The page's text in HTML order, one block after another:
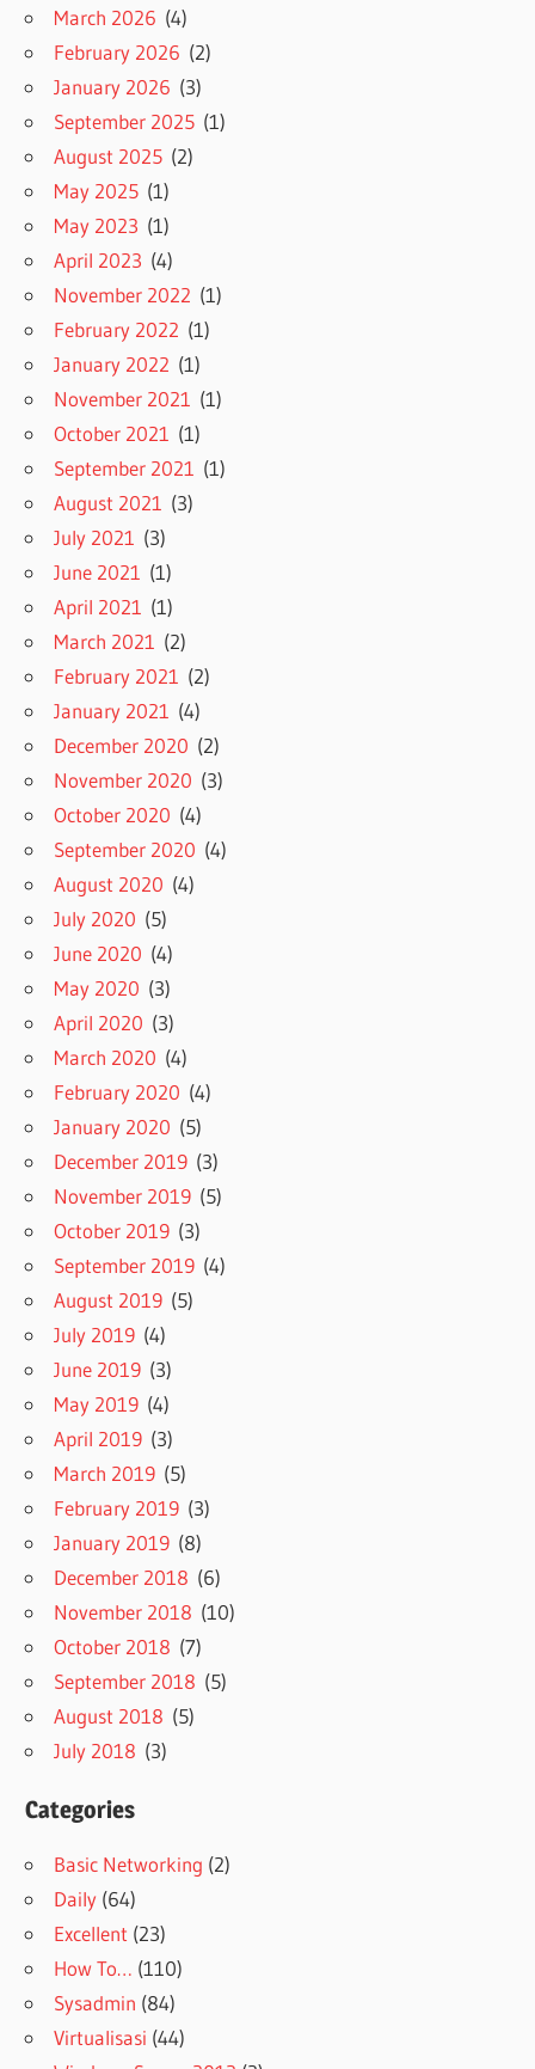
March 2026 (4)
February 2026 (2)
January 2026 (3)
September 2025 (1)
August 2025 (2)
May 2025 (1)
May 2023 (1)
April 2023 (4)
November 2022 (1)
February 2022 (1)
January 2022 (1)
November 2021 (1)
October 2021 (1)
September 2021 (1)
August 2021 (3)
July 2021 (3)
June 2021 (1)
April 2021 (1)
March 2021 (2)
February 2021 (2)
January 2021 (4)
December 2020 (2)
November 2020 (3)
October 2020 (4)
September 2020 (4)
August 2020 (4)
July 2020 (5)
June 2020 (4)
May 2020 (3)
April 2020 (3)
March 2020 (4)
February 2020 (4)
January 2020 (5)
December 2019 (3)
November 2019 (5)
October 2019 (3)
September 2019 (4)
August 2019 (5)
July 2019 (4)
June 2019 (3)
May 2019 (4)
April 2019 (3)
March 2019 (5)
February 2019 (3)
January 2019 (8)
December 2018 (6)
November 2018 (10)
October 2018 (7)
September 2018 (5)
August 2018 (5)
July 2018 (3)
Categories
Basic Networking (2)
Daily (64)
Excellent (23)
How To… (110)
Sysadmin (84)
Virtualisasi (44)